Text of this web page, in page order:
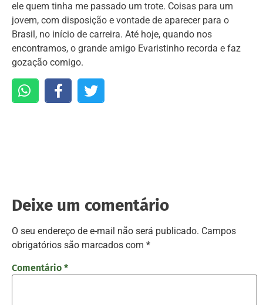
ele quem tinha me passado um trote. Coisas para um
jovem, com disposição e vontade de aparecer para o
Brasil, no início de carreira. Até hoje, quando nos
encontramos, o grande amigo Evaristinho recorda e faz
gozação comigo.
Deixe um comentário
O seu endereço de e-mail não será publicado. Campos
obrigatórios são marcados com *
Comentário *